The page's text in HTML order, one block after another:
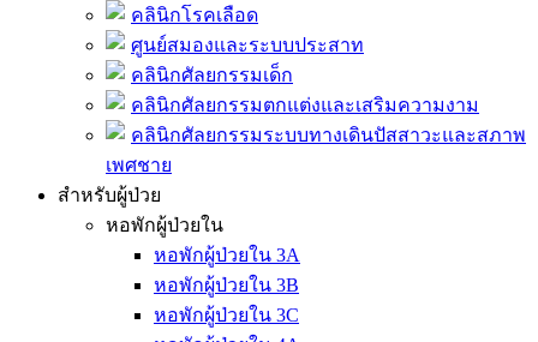
คลินิกโรคเลือด
ศูนย์สมองและระบบประสาท
คลินิกศัลยกรรมเด็ก
คลินิกศัลยกรรมตกแต่งและเสริมความงาม
คลินิกศัลยกรรมระบบทางเดินปัสสาวะและสภาพ
เพศชาย
สำหรับผู้ป่วย
หอพักผู้ป่วยใน
หอพักผู้ป่วยใน 3A
หอพักผู้ป่วยใน 3B
หอพักผู้ป่วยใน 3C